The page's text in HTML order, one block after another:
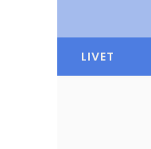
LIVET